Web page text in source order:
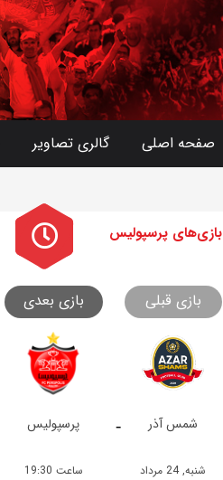
صفحه اصلی گالری تصاویر
بازی های پرسپولیس
بازی قبلی بازی بعدی
- شمس آذر پرسپولیس
شنبه, 24 مرداد ساعت 19:30